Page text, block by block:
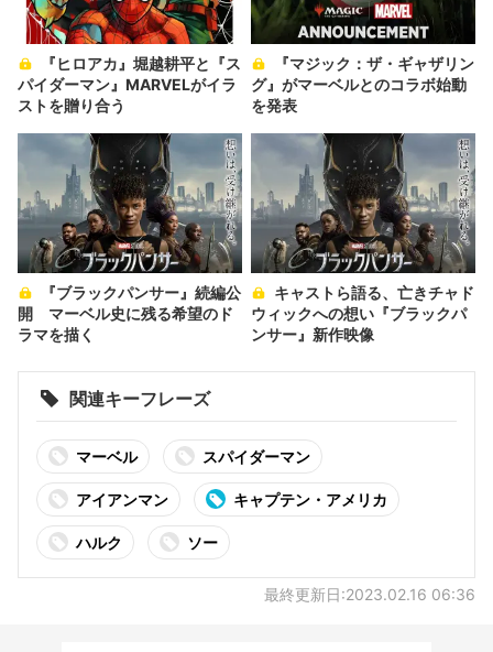
パイダーマン』MARVELがイラ
ストを贈り合う
グ』がマーベルとのコラボ始動
を発表
開 マーベル史に残る希望のド
ラマを描く
ウィックへの想い『ブラックパ
ンサー』新作映像
関連キーフレーズ
マーベル スパイダーマン
アイアンマン キャプテン・アメリカ
ハルク ソー
最終更新日:2023.02.16 06:36